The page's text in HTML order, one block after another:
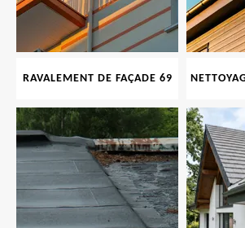
RAVALEMENT DE FAÇADE 69